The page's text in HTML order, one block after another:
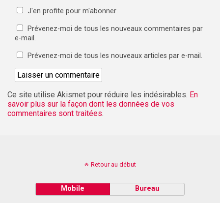
J'en profite pour m'abonner
Prévenez-moi de tous les nouveaux commentaires par
e-mail.
Prévenez-moi de tous les nouveaux articles par e-mail.
Ce site utilise Akismet pour réduire les indésirables. En
savoir plus sur la façon dont les données de vos
commentaires sont traitées.
Retour au début
Mobile Bureau